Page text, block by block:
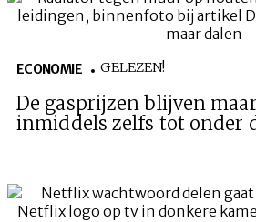
ECONOMIE GELEZEN!
De gasprijzen blijven
inmiddels zelfs tot onder